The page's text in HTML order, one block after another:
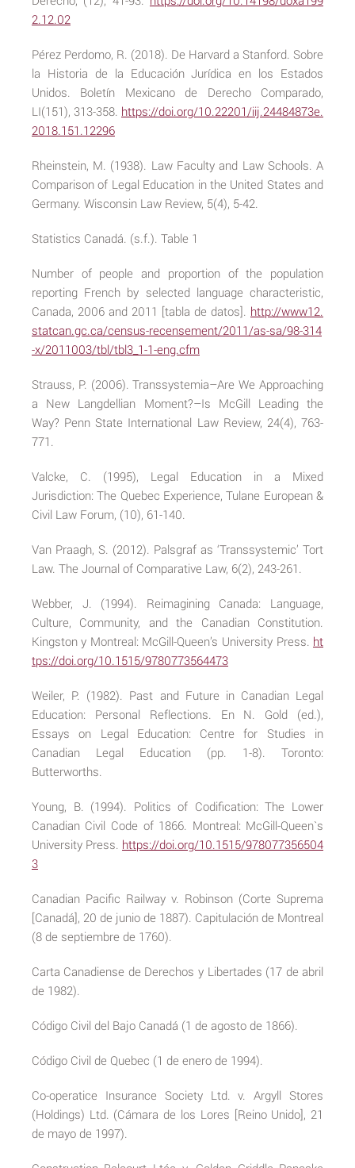
2.12.02
Pérez Perdomo, R. (2018). De Harvard a Stanford. Sobre
la Historia de la Educación Jurídica en los Estados
Unidos. Boletín Mexicano de Derecho Comparado,
LI(151), 313-358. https://doi.org/10.22201/iij.24484873e.
2018.151.12296
Rheinstein, M. (1938). Law Faculty and Law Schools. A
Comparison of Legal Education in the United States and
Germany. Wisconsin Law Review, 5(4), 5-42.
Statistics Canadá. (s.f.). Table 1
Number of people and proportion of the population
reporting French by selected language characteristic,
Canada, 2006 and 2011 [tabla de datos]. http://www12.
statcan.gc.ca/census-recensement/2011/as-sa/98-314
-x/2011003/tbl/tbl3_1-1-eng.cfm
Strauss, P. (2006). Transsystemia–Are We Approaching
a New Langdellian Moment?–Is McGill Leading the
Way? Penn State International Law Review, 24(4), 763-
771.
Valcke, C. (1995), Legal Education in a Mixed
Jurisdiction: The Quebec Experience, Tulane European &
Civil Law Forum, (10), 61-140.
Van Praagh, S. (2012). Palsgraf as ‘Transsystemic’ Tort
Law. The Journal of Comparative Law, 6(2), 243-261.
Webber, J. (1994). Reimagining Canada: Language,
Culture, Community, and the Canadian Constitution.
Kingston y Montreal: McGill-Queen’s University Press. ht
tps://doi.org/10.1515/9780773564473
Weiler, P. (1982). Past and Future in Canadian Legal
Education: Personal Reflections. En N. Gold (ed.),
Essays on Legal Education: Centre for Studies in
Canadian Legal Education (pp. 1-8). Toronto:
Butterworths.
Young, B. (1994). Politics of Codification: The Lower
Canadian Civil Code of 1866. Montreal: McGill-Queen`s
University Press. https://doi.org/10.1515/978077356504
3
Canadian Pacific Railway v. Robinson (Corte Suprema
[Canadá], 20 de junio de 1887). Capitulación de Montreal
(8 de septiembre de 1760).
Carta Canadiense de Derechos y Libertades (17 de abril
de 1982).
Código Civil del Bajo Canadá (1 de agosto de 1866).
Código Civil de Quebec (1 de enero de 1994).
Co-operatice Insurance Society Ltd. v. Argyll Stores
(Holdings) Ltd. (Cámara de los Lores [Reino Unido], 21
de mayo de 1997).